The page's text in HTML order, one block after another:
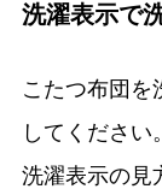
洗濯表示で
こたつ布団を
してください。
洗濯表示の見